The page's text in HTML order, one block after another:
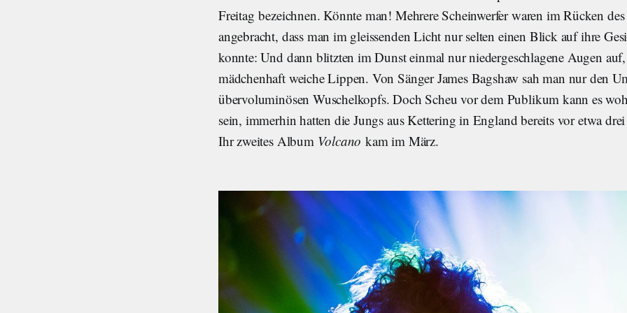
Freitag bezeichnen. Könnte man! Mehrere Scheinwerfer waren im Rücken
angebracht, dass man im gleissenden Licht nur selten einen Blick auf ihre
konnte: Und dann blitzten im Dunst einmal nur niedergeschlagene Augen
mädchenhaft weiche Lippen. Von Sänger James Bagshaw sah man nur den
übervoluminösen Wuschelkopfs. Doch Scheu vor dem Publikum kann es
sein, immerhin hatten die Jungs aus Kettering in England bereits vor etwa
Ihr zweites Album Volcano kam im März.